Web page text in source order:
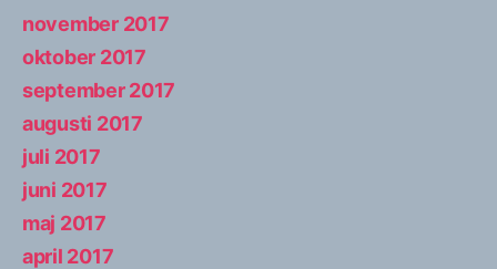
november 2017
oktober 2017
september 2017
augusti 2017
juli 2017
juni 2017
maj 2017
april 2017